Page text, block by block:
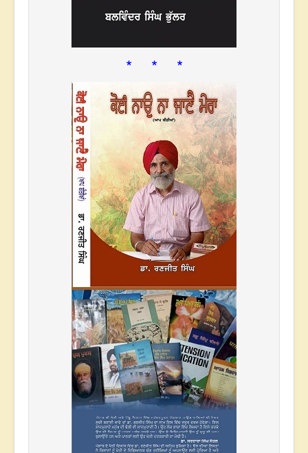
* * *